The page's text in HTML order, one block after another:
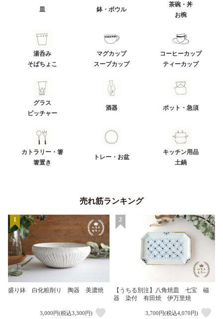
皿 鉢・ボウル
茶碗・丼
お椀
湯呑み
そばちょこ
マグカップ
スープカップ
コーヒーカップ
ティーカップ
グラス
ピッチャー
酒器 ポット・急須
カトラリー・箸
箸置き
トレー・お盆
キッチン用品
土鍋
売れ筋ランキング
1
盛り鉢 白化粧削り 陶器 美濃焼
3,000円(税込3,300円)
2
【うちる別注】八角焼皿 七宝 磁
器 染付 有田焼 伊万里焼
3,700円(税込4,070円)